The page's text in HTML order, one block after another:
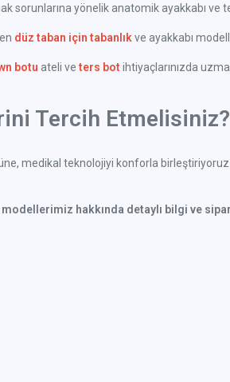
sorunlarına yönelik anatomik ayakkabı ve
düz taban için tabanlık ve ayakkabı
botu ateli veters bot ihtiyaçlarınızda
Tercih Etmelisiniz?
medikal teknolojiyi konforla
hakkında detaylı bilgi ve